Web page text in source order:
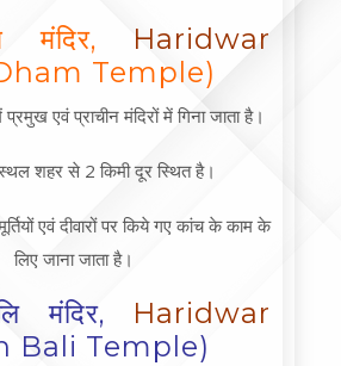
मंदिर,
Haridwar
Temple)
प्रमुख एवं प्राचीन मंदिरों में गिना जाता है।
शहर से 2 किमी दूर स्थित है।
एवं दीवारों पर किये गए कांच के काम के
लिए जाना जाता है।
मंदिर,
Haridwar
Bali Temple)